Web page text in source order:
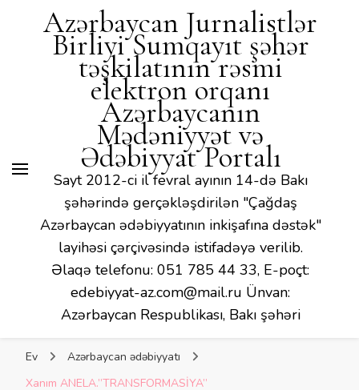
Mədəniyyət və Ədəbiyyat
Portalı
Azərbaycan Jurnalistlər
Birliyi Sumqayıt şəhər
təşkilatının rəsmi
elektron orqanı
Azərbaycanın
Mədəniyyət və
Ədəbiyyat Portalı
Sayt 2012-ci il fevral ayının 14-də Bakı
şəhərində gerçəkləşdirilən "Çağdaş
Azərbaycan ədəbiyyatının inkişafına dəstək"
layihəsi çərçivəsində istifadəyə verilib.
Əlaqə telefonu: 051 785 44 33, E-poçt:
edebiyyat-az.com@mail.ru Ünvan:
Azərbaycan Respublikası, Bakı şəhəri
Ev
Azərbaycan ədəbiyyatı
Xanım ANELA.”TRANSFORMASİYA”